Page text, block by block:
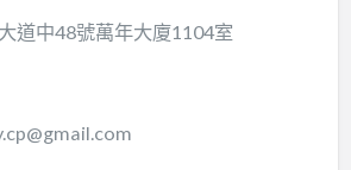
道中48號萬年大廈1104室